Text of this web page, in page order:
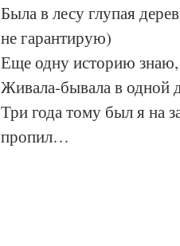
Была в лесу глупая
не гарантирую)
Еще одну историю
Живала-бывала в одной
Три года тому был я на
пропил…